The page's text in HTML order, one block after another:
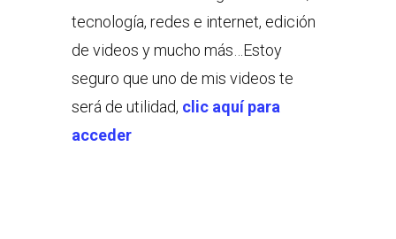
tecnología, redes e internet, edición
de videos y mucho más…Estoy
seguro que uno de mis videos te
será de utilidad, clic aquí para
acceder